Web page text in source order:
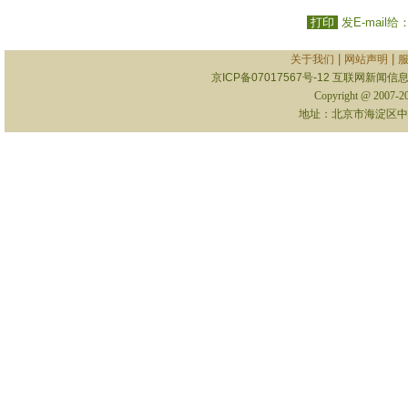
打印 发E-mail给
关于我们 网站声明
京ICP备07017567号-12 互联网新闻信
Copyright @ 2007-
地址：北京市海淀区